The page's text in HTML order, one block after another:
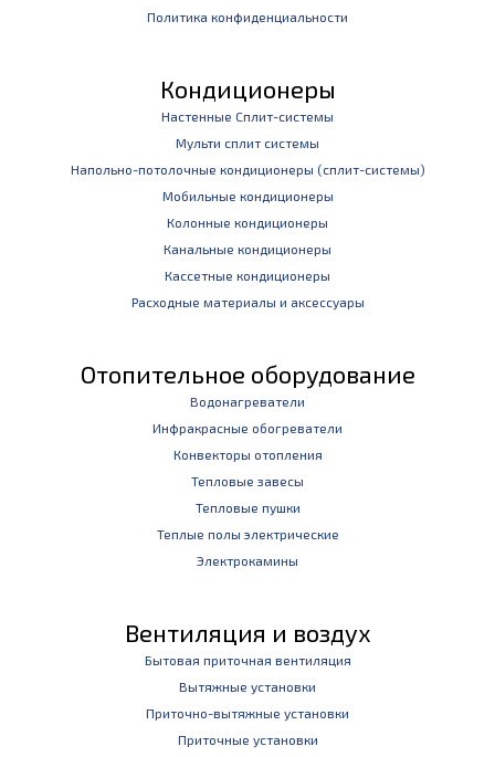
Политика конфиденциальности
Кондиционеры
Настенные Сплит-системы
Мульти сплит системы
Напольно-потолочные кондиционеры (сплит-системы)
Мобильные кондиционеры
Колонные кондиционеры
Канальные кондиционеры
Кассетные кондиционеры
Расходные материалы и аксессуары
Отопительное оборудование
Водонагреватели
Инфракрасные обогреватели
Конвекторы отопления
Тепловые завесы
Тепловые пушки
Теплые полы электрические
Электрокамины
Вентиляция и воздух
Бытовая приточная вентиляция
Вытяжные установки
Приточно-вытяжные установки
Приточные установки